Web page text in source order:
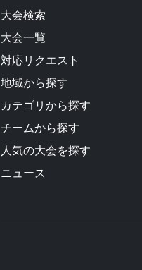
大会検索
大会一覧
対応リクエスト
地域から探す
カテゴリから探す
チームから探す
人気の大会を探す
ニュース